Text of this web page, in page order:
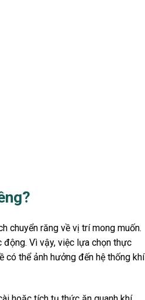
chuyển răng về vị trí mong muốn.
động. Vì vậy, việc lựa chọn thực
có thể ảnh hưởng đến hệ thống khí